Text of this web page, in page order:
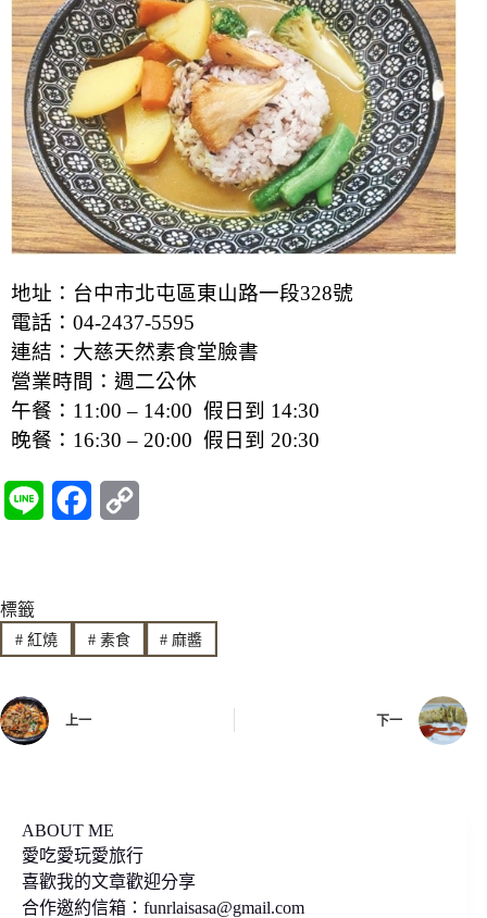
地址：台中市北屯區東山路一段328號
電話：04-2437-5595
連結： 大慈天然素食堂臉書
營業時間：週二公休
午餐：11:00 – 14:00 假日到 14:30
晚餐：16:30 – 20:00 假日到 20:30
e e
b
y
L
標籤
#紅燒 #素食 # 麻醬
上一 下一
ABOUT ME
愛吃愛玩愛旅行
喜歡我的文章歡迎分享
合作邀約信箱： funrlaisasa@gmail.com